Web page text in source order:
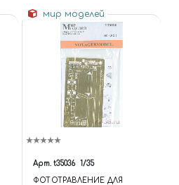
мир моделей
Арт. t35036 1/35
ФОТОТРАВЛЕНИЕ ДЛЯ